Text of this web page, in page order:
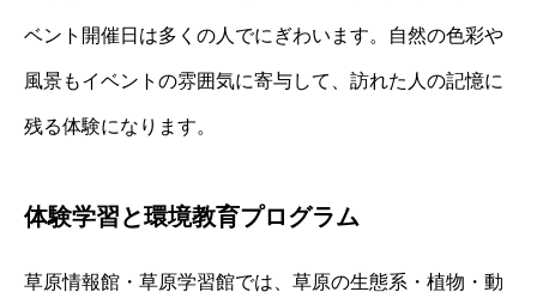
ベント開催日は多くの人でにぎわいます。自然の色彩や
風景もイベントの雰囲気に寄与して、訪れた人の記憶に
残る体験になります。
体験学習と環境教育プログラム
草原情報館・草原学習館では、草原の生態系・植物・動